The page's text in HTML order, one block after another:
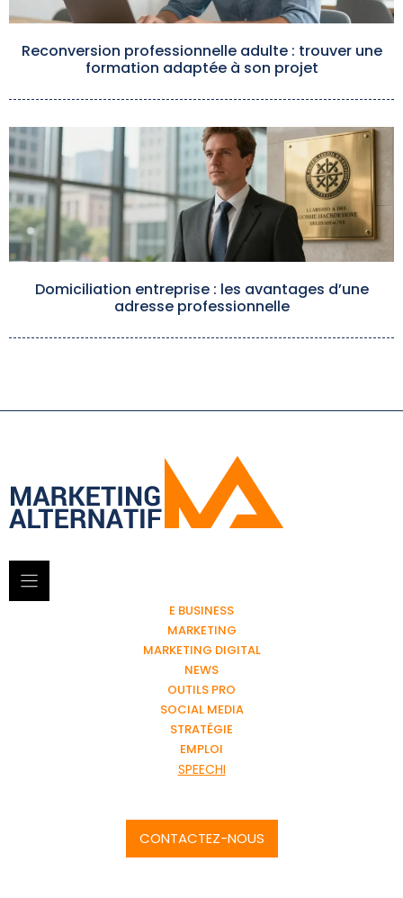
Reconversion professionnelle adulte : trouver une
formation adaptée à son projet
Domiciliation entreprise : les avantages d’une
adresse professionnelle
E BUSINESS
MARKETING
MARKETING DIGITAL
NEWS
OUTILS PRO
SOCIAL MEDIA
STRATÉGIE
EMPLOI
SPEECHI
CONTACTEZ-NOUS